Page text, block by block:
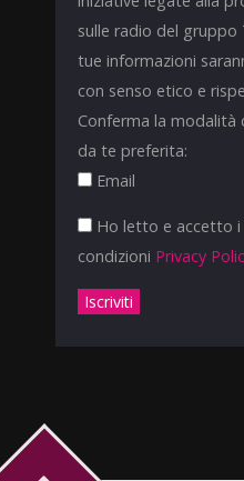
sulle radio del gruppo
tue informazioni
con senso etico e
Conferma la
da te preferita:
Email
Ho letto e accetto i
condizioni Privacy